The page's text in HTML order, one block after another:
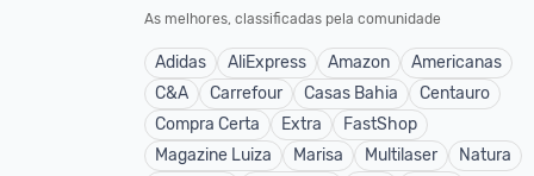
As melhores, classificadas pela comunidade
Adidas AliExpress Amazon
Americanas
C&A
Carrefour Casas Bahia
Centauro
Compra Certa
Extra
FastShop
Magazine Luiza
Marisa Multilaser
Natura